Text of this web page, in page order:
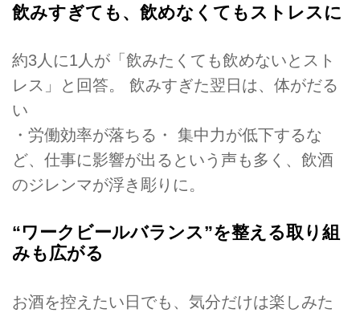
飲みすぎても、飲めなくてもストレスに
約3人に1人が「飲みたくても飲めないとスト
レス」と回答。 飲みすぎた翌日は、体がだる
い
・労働効率が落ちる・ 集中力が低下するな
ど、仕事に影響が出るという声も多く、飲酒
のジレンマが浮き彫りに。
“ワークビールバランス”を整える取り組
みも広がる
お酒を控えたい日でも、気分だけは楽しみた